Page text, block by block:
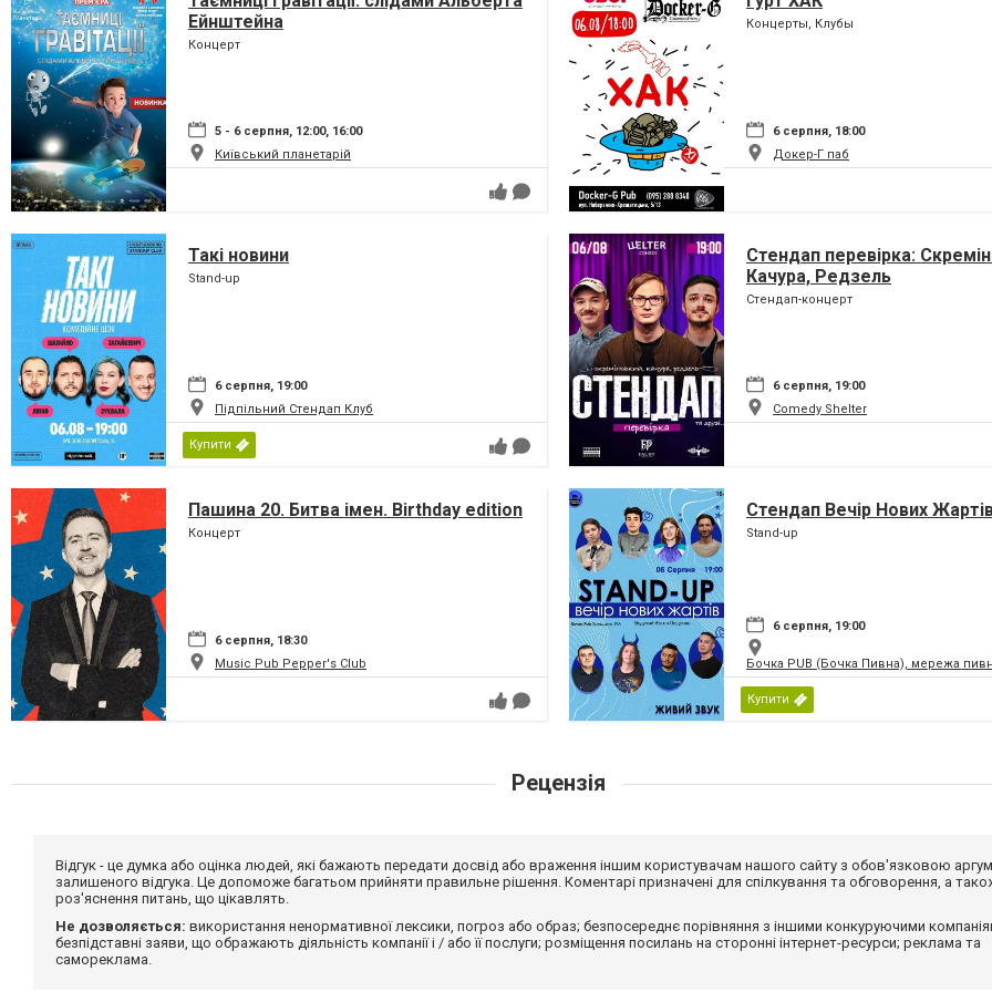
Ейнштейна
Концерт
5 - 6 серпня, 12:00, 16:00
Київський планетарій
Концерты, Клубы
6 серпня, 18:00
Докер-Г паб
Такі новини
Stand-up
6 серпня, 19:00
Підпільний Стендап Клуб
Купити
Стендап перевірка:
Качура, Редзель
Стендап-концерт
6 серпня, 19:00
Comedy Shelter
Пашина 20. Битва імен. Birthday edition
Концерт
6 серпня, 18:30
Music Pub Pepper's Club
Стендап Вечір Нових
Stand-up
6 серпня, 19:00
Бочка PUB (Бочка Пивна), мережа
Купити
Рецензія
Відгук - це думка або оцінка людей, які бажають передати досвід або враження іншим користувачам нашого сайту з обов'язковою
залишеного відгука. Це допоможе багатьом прийняти правильне рішення. Коментарі призначені для спілкування та обговорення, а
роз'яснення питань, що цікавлять.
Не дозволяється: використання ненормативної лексики, погроз або образ; безпосереднє порівняння з іншими конкуруючими
безпідставні заяви, що ображають діяльність компанії і / або її послуги; розміщення посилань на сторонні інтернет-ресурси; реклама та
самореклама.